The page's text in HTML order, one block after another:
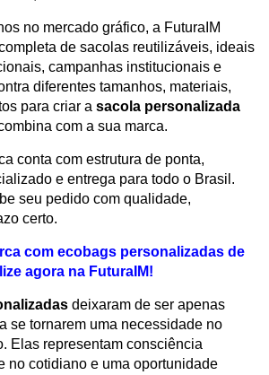
no mercado gráfico, a FuturaIM
de sacolas reutilizáveis, ideais
campanhas institucionais e
diferentes tamanhos, materiais,
para criar a sacola personalizada
com a sua marca.
conta com estrutura de ponta,
e entrega para todo o Brasil.
seu pedido com qualidade,
certo.
com ecobags personalizadas de
agora na FuturaIM!
deixaram de ser apenas
se tornarem uma necessidade no
Elas representam consciência
no cotidiano e uma oportunidade